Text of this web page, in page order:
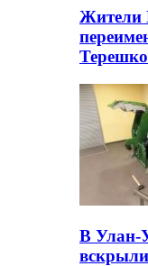
Жители
В Улан-